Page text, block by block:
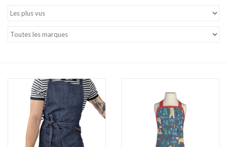
Maison
Soldes
Conseils
Gift cards